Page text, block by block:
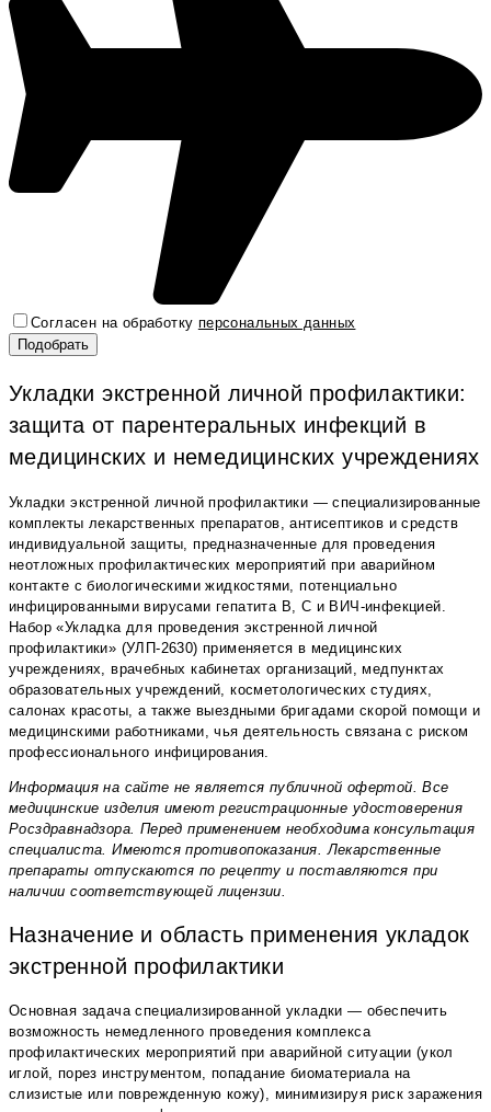
Согласен на обработку персональных данных
Укладки экстренной личной профилактики:
защита от парентеральных инфекций в
медицинских и немедицинских учреждениях
Укладки экстренной личной профилактики — специализированные
комплекты лекарственных препаратов, антисептиков и средств
индивидуальной защиты, предназначенные для проведения
неотложных профилактических мероприятий при аварийном
контакте с биологическими жидкостями, потенциально
инфицированными вирусами гепатита В, С и ВИЧ-инфекцией.
Набор «Укладка для проведения экстренной личной
профилактики» (УЛП-2630) применяется в медицинских
учреждениях, врачебных кабинетах организаций, медпунктах
образовательных учреждений, косметологических студиях,
салонах красоты, а также выездными бригадами скорой помощи и
медицинскими работниками, чья деятельность связана с риском
профессионального инфицирования.
Информация на сайте не является публичной офертой. Все
медицинские изделия имеют регистрационные удостоверения
Росздравнадзора. Перед применением необходима консультация
специалиста. Имеются противопоказания. Лекарственные
препараты отпускаются по рецепту и поставляются при
наличии соответствующей лицензии.
Назначение и область применения укладок
экстренной профилактики
Основная задача специализированной укладки — обеспечить
возможность немедленного проведения комплекса
профилактических мероприятий при аварийной ситуации (укол
иглой, порез инструментом, попадание биоматериала на
слизистые или поврежденную кожу), минимизируя риск заражения